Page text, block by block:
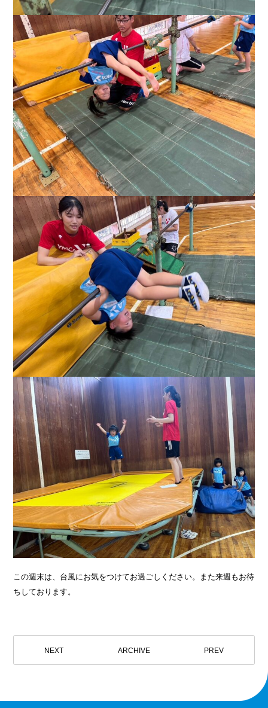
この週末は、台風にお気をつけてお過ごしください。また来週もお待
ちしております。
NEXT ARCHIVE PREV